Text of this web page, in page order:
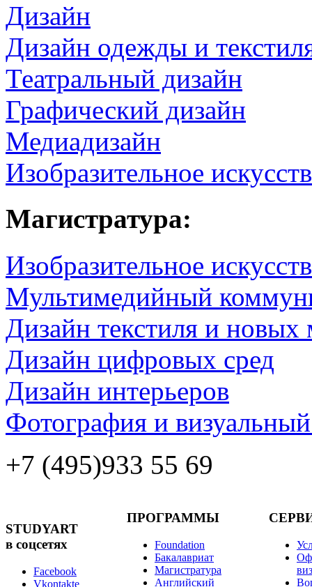
Дизайн
Дизайн одежды и
Театральный дизайн
Графический дизайн
Медиадизайн
Изобразительное
Магистратура:
Изобразительное
Мультимедийный
Дизайн текстиля и новых
Дизайн цифровых сред
Дизайн интерьеров
Фотография и
+7 (495)933 55 69
STUDYART
в соцсетях
Facebook
Vkontakte
ПРОГРАММЫ
Foundation
Бакалавриат
Магистратура
Английский